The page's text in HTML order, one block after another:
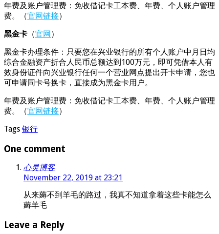
年费及账户管理费：免收借记卡工本费、年费、个人账户管理
费。（官网链接）
黑金卡 （官网）
黑金卡办理条件：只要您在兴业银行的所有个人账户中月日均
综合金融资产折合人民币总额达到100万元，即可凭借本人有
效身份证件向兴业银行任何一个营业网点提出开卡申请，您也
可申请同卡号换卡，直接成为黑金卡用户。
年费及账户管理费：免收借记卡工本费、年费、个人账户管理
费。（官网链接）
Tags 银行
One comment
心灵博客
November 22, 2019 at 23:21
从来薅不到羊毛的路过，我真不知道拿着这些卡能怎么
薅羊毛
Leave a Reply